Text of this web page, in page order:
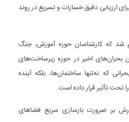
ارزیابی دقیق خسارات و تسریع در روند
شد که کارشناسان حوزه آموزش، جنگ
بحران‌های اخیر در حوزه زیرساخت‌های
که نه‌تنها ساختمان‌ها، بلکه آینده
تحت تأثیر قرار داده است.
بر ضرورت بازسازی سریع فضاهای